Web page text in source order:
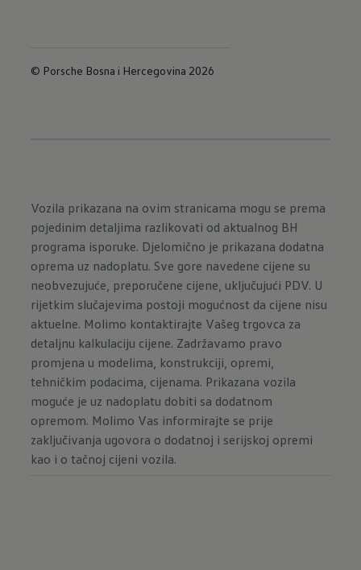
© Porsche Bosna i Hercegovina 2026
Vozila prikazana na ovim stranicama mogu se prema
pojedinim detaljima razlikovati od aktualnog BH
programa isporuke. Djelomično je prikazana dodatna
oprema uz nadoplatu. Sve gore navedene cijene su
neobvezujuće, preporučene cijene, uključujući PDV. U
rijetkim slučajevima postoji mogućnost da cijene nisu
aktuelne. Molimo kontaktirajte Vašeg trgovca za
detaljnu kalkulaciju cijene. Zadržavamo pravo
promjena u modelima, konstrukciji, opremi,
tehničkim podacima, cijenama. Prikazana vozila
moguće je uz nadoplatu dobiti sa dodatnom
opremom. Molimo Vas informirajte se prije
zaključivanja ugovora o dodatnoj i serijskoj opremi
kao i o tačnoj cijeni vozila.